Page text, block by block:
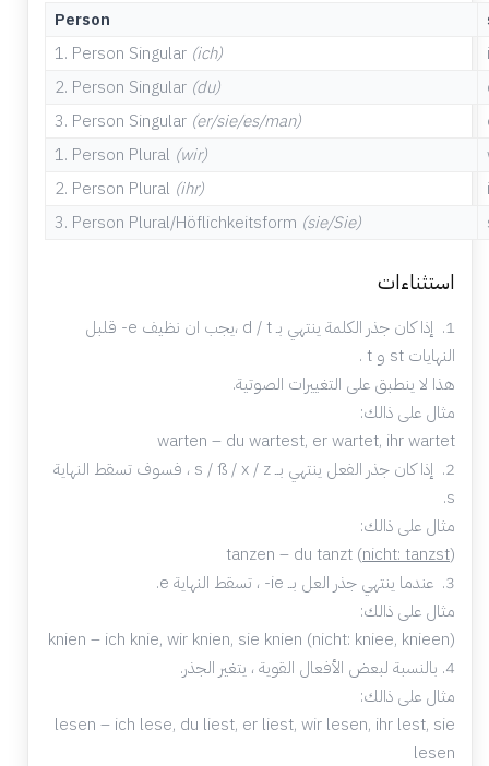
Person
1. Person Singular (ich)
2. Person Singular (du)
3. Person Singular (er/sie/es/man)
1. Person Plural (wir)
2. Person Plural (ihr)
3. Person Plural/Höflichkeitsform (sie/Sie)
استثناءات
1. إذا كان جذر الكلمة ينتهي بـ d / t ،يجب ان نظيف e- قلبل
النهايات st و t .
هذا لا ينطبق على التغييرات الصوتية.
مثال على ذالك:
warten – du wartest, er wartet, ihr wartet
2. إذا كان جذر الفعل ينتهي بــ s / ß / x / z ، فسوف تسقط النهاية
s.
مثال على ذالك:
tanzen – du tanzt (nicht: tanzst)
3. عندما ينتهي جذر العل بــ ie- ، تسقط النهاية e.
مثال على ذالك:
knien – ich knie, wir knien, sie knien (nicht: kniee, knieen)
4. بالنسبة لبعض الأفعال القوية ، يتغير الجذر.
مثال على ذالك:
lesen – ich lese, du liest, er liest, wir lesen, ihr lest, sie
lesen